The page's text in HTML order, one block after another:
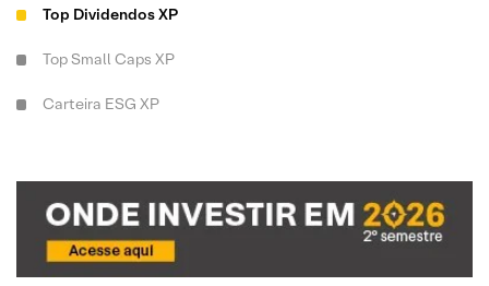
Top Dividendos XP
Top Small Caps XP
Carteira ESG XP